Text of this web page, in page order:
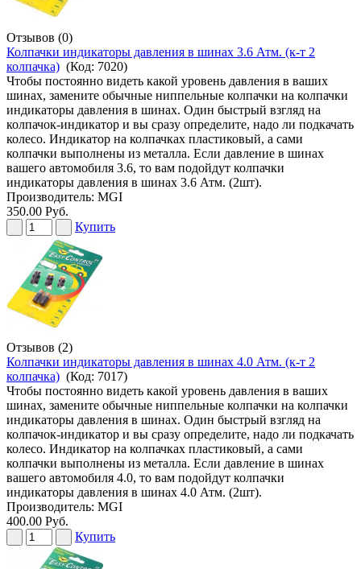
Отзывов (0)
Колпачки индикаторы давления в шинах 3.6 Атм. (к-т 2
колпачка) (Код: 7020)
Чтобы постоянно видеть какой уровень давления в ваших
шинах, замените обычные ниппельные колпачки на колпачки
индикаторы давления в шинах. Один быстрый взгляд на
колпачок-индикатор и вы сразу определите, надо ли подкачать
колесо. Индикатор на колпачках пластиковый, а сами
колпачки выполнены из металла. Если давление в шинах
вашего автомобиля 3.6, то вам подойдут колпачки
индикаторы давления в шинах 3.6 Атм. (2шт).
Производитель: MGI
350.00 Руб.
Купить
Отзывов (2)
Колпачки индикаторы давления в шинах 4.0 Атм. (к-т 2
колпачка) (Код: 7017)
Чтобы постоянно видеть какой уровень давления в ваших
шинах, замените обычные ниппельные колпачки на колпачки
индикаторы давления в шинах. Один быстрый взгляд на
колпачок-индикатор и вы сразу определите, надо ли подкачать
колесо. Индикатор на колпачках пластиковый, а сами
колпачки выполнены из металла. Если давление в шинах
вашего автомобиля 4.0, то вам подойдут колпачки
индикаторы давления в шинах 4.0 Атм. (2шт).
Производитель: MGI
400.00 Руб.
Купить